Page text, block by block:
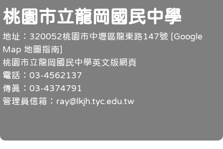
頁尾
桃園市立龍岡國民中學
地址：320052桃園市中壢區龍東路147號 [Google
Map 地圖指南]
桃園市立龍岡國民中學英文版網頁
電話：03-4562137
傳真：03-4374791
管理員信箱：ray@lkjh.tyc.edu.tw